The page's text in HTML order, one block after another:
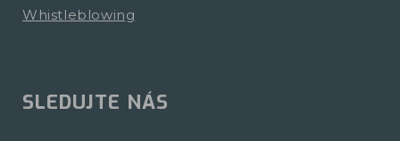
Whistleblowing
SLEDUJTE NÁS